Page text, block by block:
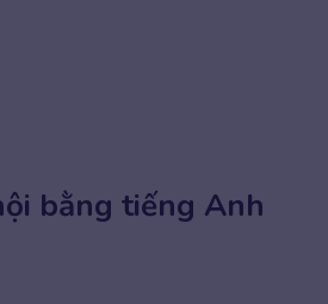
bằng tiếng Anh